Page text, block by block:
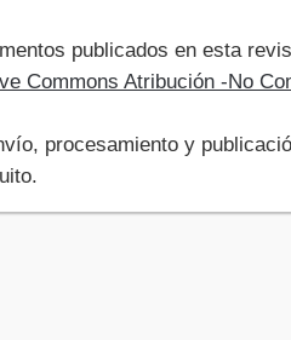
publicados en esta
Commons Atribución -No
procesamiento y